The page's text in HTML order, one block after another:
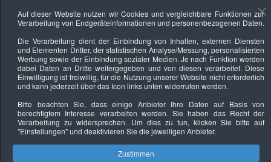
Mittwoch
14. Januar
Keine Events an diesem Datum
15. Januar
Keine Events an diesem Datum
Freitag
16. Januar
Keine Events an diesem Datum
Samstag
Sonntag
18. Januar
Keine Events an diesem Datum
Auf dieser Website nutzen wir Cookies und vergleichbare Funktionen zur
Verarbeitung von Endgeräteinformationen und personenbezogenen Daten.
Die Verarbeitung dient der Einbindung von Inhalten, externen Diensten
und Elementen Dritter, der statistischen Analyse/Messung, personalisierten
Werbung sowie der Einbindung sozialer Medien. Je nach Funktion werden
dabei Daten an Dritte weitergegeben und von diesen verarbeitet. Diese
Einwilligung ist freiwillig, für die Nutzung unserer Website nicht erforderlich
und kann jederzeit über das Icon links unten widerrufen werden.
Bitte beachten Sie, dass einige Anbieter Ihre Daten auf Basis von
berechtigtem Interesse verarbeiten werden. Sie haben das Recht der
Verarbeitung zu widersprechen. Um dies zu tun, klicken Sie bitte auf
"Einstellungen"und deaktivieren Sie die jeweiligen Anbieter.
Zustimmen